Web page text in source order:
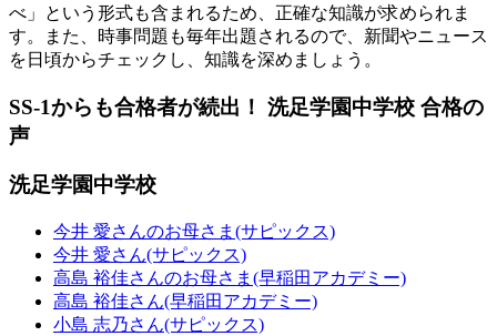
べ」という形式も含まれるため、正確な知識が求められま
す。また、時事問題も毎年出題されるので、新聞やニュース
を日頃からチェックし、知識を深めましょう。
SS-1からも合格者が続出！ 洗足学園中学校 合格の
声
洗足学園中学校
今井 愛さんのお母さま(サピックス)
今井 愛さん(サピックス)
高島 裕佳さんのお母さま(早稲田アカデミー)
高島 裕佳さん(早稲田アカデミー)
小島 志乃さん(サピックス)